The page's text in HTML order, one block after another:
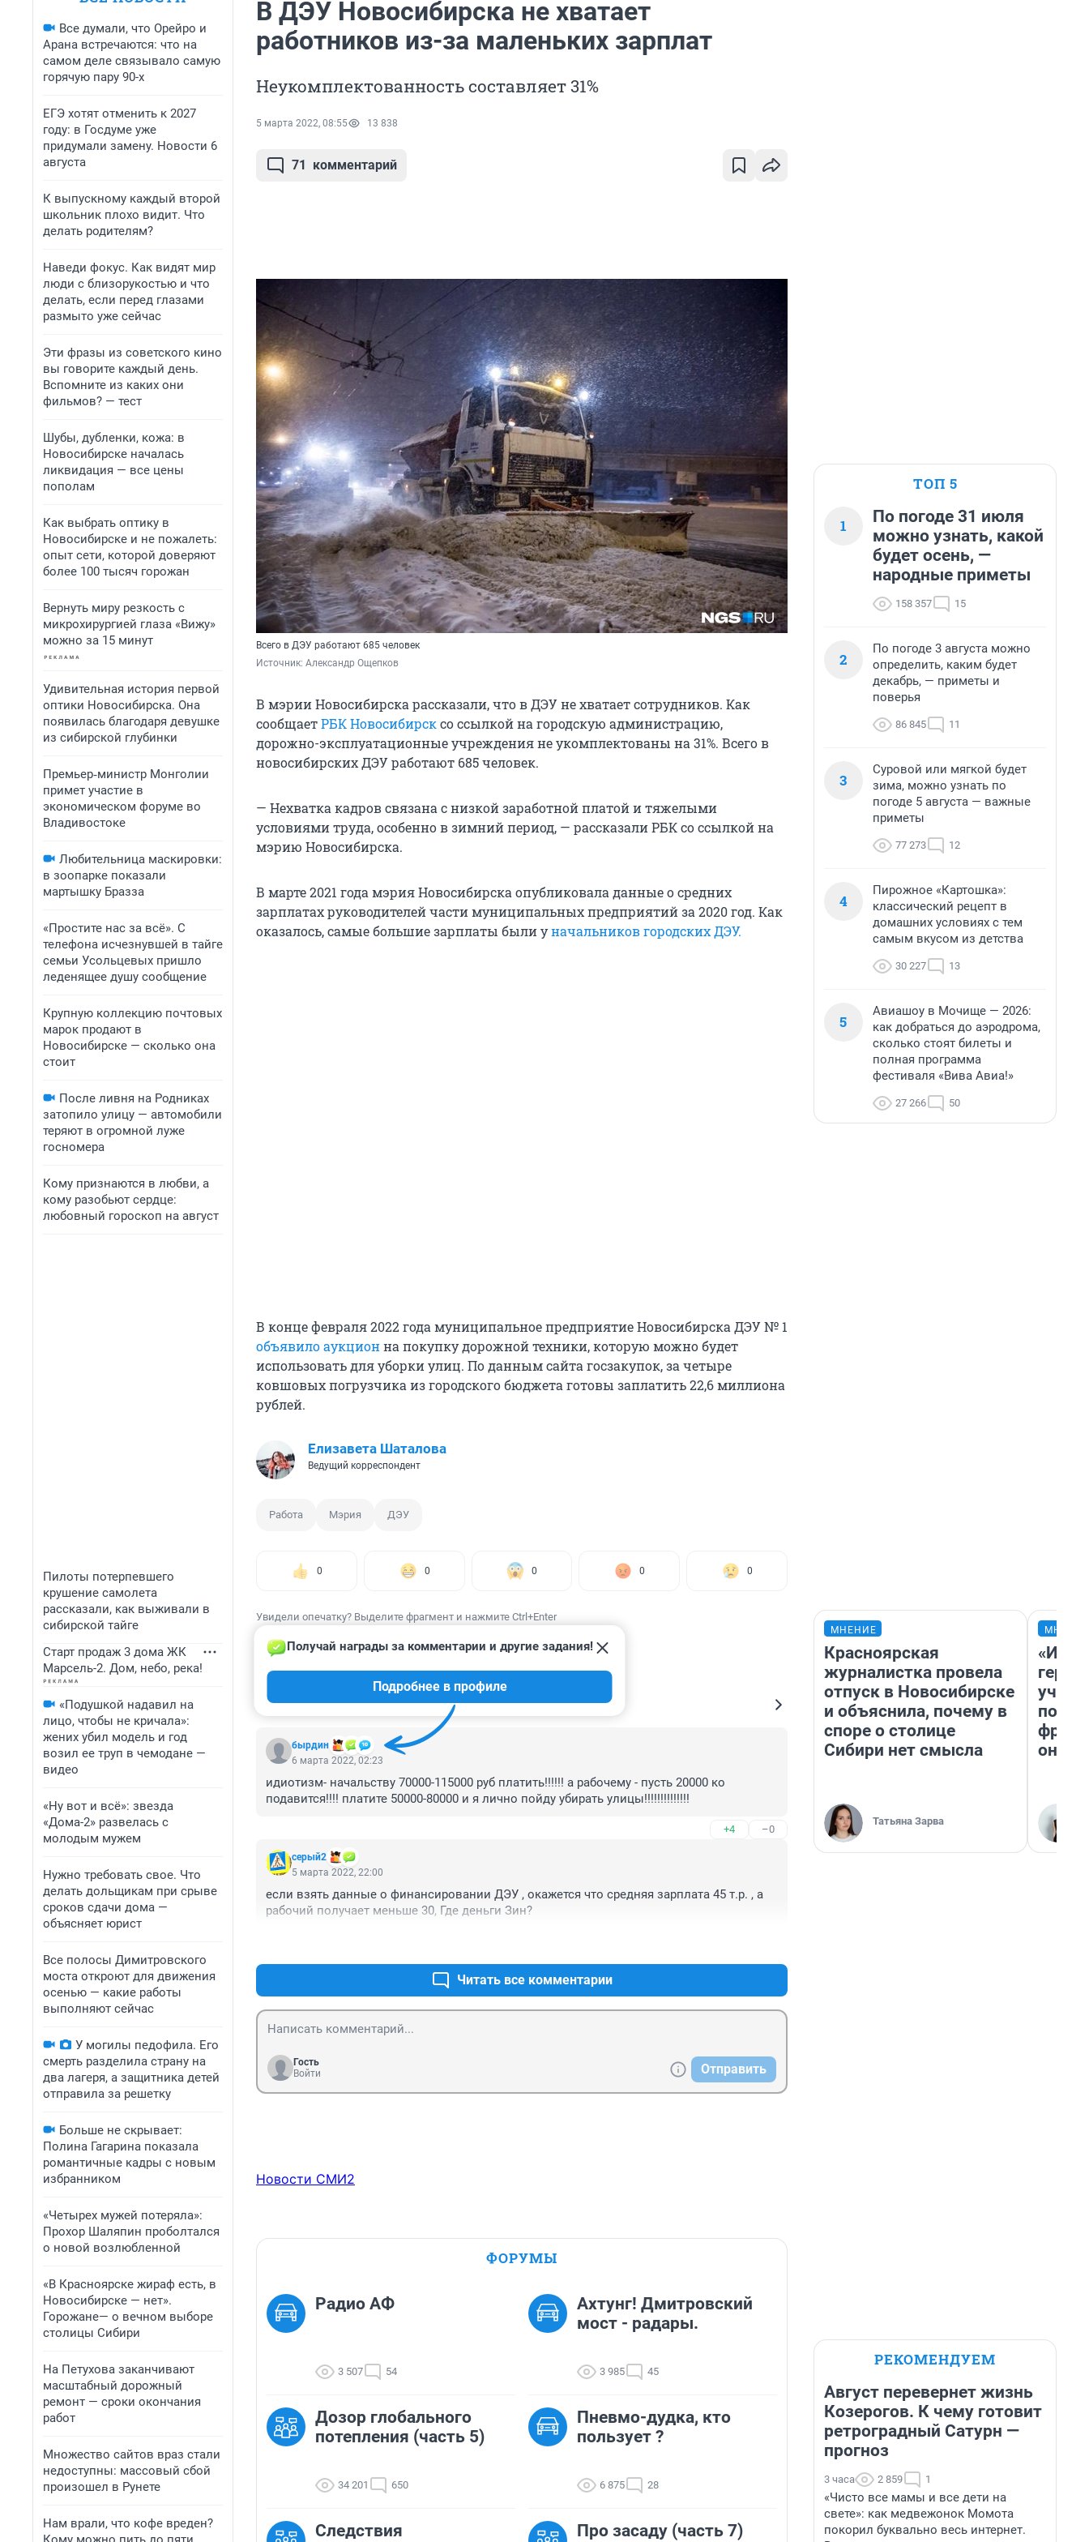
Все думали, что Орейро и
Арана встречаются: что на
самом деле связывало самую
горячую пару 90-х
ЕГЭ хотят отменить к 2027
году: в Госдуме уже
придумали замену. Новости 6
августа
К выпускному каждый второй
школьник плохо видит. Что
делать родителям?
Наведи фокус. Как видят мир
люди с близорукостью и что
делать, если перед глазами
размыто уже сейчас
Эти фразы из советского кино
вы говорите каждый день.
Вспомните из каких они
фильмов? — тест
Шубы, дубленки, кожа: в
Новосибирске началась
ликвидация — все цены
пополам
Как выбрать оптику в
Новосибирске и не пожалеть:
опыт сети, которой доверяют
более 100 тысяч горожан
Вернуть миру резкость с
микрохирургией глаза «Вижу»
можно за 15 минут
Удивительная история первой
оптики Новосибирска. Она
появилась благодаря девушке
из сибирской глубинки
Премьер‑министр Монголии
примет участие в
экономическом форуме во
Владивостоке
Любительница маскировки:
в зоопарке показали
мартышку Бразза
«Простите нас за всё». С
телефона исчезнувшей в тайге
семьи Усольцевых пришло
леденящее душу сообщение
Крупную коллекцию почтовых
марок продают в
Новосибирске — сколько она
стоит
После ливня на Родниках
затопило улицу — автомобили
теряют в огромной луже
госномера
Кому признаются в любви, а
кому разобьют сердце:
любовный гороскоп на август
Пилоты потерпевшего
крушение самолета
рассказали, как выживали в
сибирской тайге
Старт продаж 3 дома ЖК
Марсель-2. Дом, небо, река!
«Подушкой надавил на
лицо, чтобы не кричала»:
жених убил модель и год
возил ее труп в чемодане —
видео
«Ну вот и всё»: звезда
«Дома-2» развелась с
молодым мужем
Нужно требовать свое. Что
делать дольщикам при срыве
сроков сдачи дома —
объясняет юрист
Все полосы Димитровского
моста откроют для движения
осенью — какие работы
выполняют сейчас
У могилы педофила. Его
смерть разделила страну на
два лагеря, а защитника детей
отправила за решетку
Больше не скрывает:
Полина Гагарина показала
романтичные кадры с новым
избранником
«Четырех мужей потеряла»:
Прохор Шаляпин проболтался
о новой возлюбленной
«В Красноярске жираф есть, в
Новосибирске — нет».
Горожане— о вечном выборе
столицы Сибири
На Петухова заканчивают
масштабный дорожный
ремонт — сроки окончания
работ
Множество сайтов враз стали
недоступны: массовый сбой
произошел в Рунете
Нам врали, что кофе вреден?
В ДЭУ Новосибирска не хватает
работников из-за маленьких зарплат
Неукомплектованность составляет 31%
5 марта 2022, 08:55 13 838
71 комментарий
Всего в ДЭУ работают 685 человек
Источник: Александр Ощепков
В мэрии Новосибирска рассказали, что в ДЭУ не хватает сотрудников. Как
сообщаетРБК Новосибирсксо ссылкой на городскую администрацию,
дорожно-эксплуатационные учреждения не укомплектованы на 31%. Всего в
новосибирских ДЭУ работают 685 человек.
— Нехватка кадров связана с низкой заработной платой и тяжелыми
условиями труда, особенно в зимний период, — рассказали РБК со ссылкой на
мэрию Новосибирска.
В марте 2021 года мэрия Новосибирска опубликовала данные о средних
зарплатах руководителей части муниципальных предприятий за 2020 год. Как
оказалось, самые большие зарплаты были уначальников городских ДЭУ.
В конце февраля 2022 года муниципальное предприятие Новосибирска ДЭУ № 1
объявило аукционна покупку дорожной техники, которую можно будет
использовать для уборки улиц. По данным сайта госзакупок, за четыре
ковшовых погрузчика из городского бюджета готовы заплатить 22,6 миллиона
рублей.
Елизавета Шаталова
Ведущий корреспондент
Работа Мэрия ДЭУ
0 0 0 0 0
Увидели опечатку? Выделите фрагмент и нажмите Ctrl+Enter
КОММЕНТАРИИ 71
бырдин
Получай награды за комментарии и другие задания!
Подробнее в профиле
6 марта 2022, 02:23
идиотизм- начальству 70000-115000 руб платить!!!!!! а рабочему - пусть 20000 ко
подавится!!!! платите 50000-80000 и я лично пойду убирать улицы!!!!!!!!!!!!!!
+4 –0
серый2
5 марта 2022, 22:00
если взять данные о финансировании ДЭУ , окажется что средняя зарплата 45 т.р. , а
рабочий получает меньше 30, Где деньги Зин?
Читать все комментарии
Гость
Войти
Отправить
Новости СМИ2
ФОРУМЫ
Радио АФ
3 507 54
Ахтунг! Дмитровский
мост - радары.
3 985 45
Дозор глобального
потепления (часть 5)
34 201 650
Пневмо-дудка, кто
пользует ?
6 875 28
Следствия
Про засаду (часть 7)
ТОП 5
1
По погоде 31 июля
можно узнать, какой
будет осень, —
народные приметы
158 357 15
2
По погоде 3 августа можно
определить, каким будет
декабрь, — приметы и
поверья
86 845 11
3
Суровой или мягкой будет
зима, можно узнать по
погоде 5 августа — важные
приметы
77 273 12
4
Пирожное «Картошка»:
классический рецепт в
домашних условиях с тем
самым вкусом из детства
30 227 13
5
Авиашоу в Мочище — 2026:
как добраться до аэродрома,
сколько стоят билеты и
полная программа
фестиваля «Вива Авиа!»
27 266 50
МНЕНИЕ
Красноярская
журналистка провела
отпуск в Новосибирске
и объяснила, почему в
споре о столице
Сибири нет смысла
Татьяна Зарва
учит
она
РЕКОМЕНДУЕМ
Август перевернет жизнь
Козерогов. К чему готовит
ретроградный Сатурн —
прогноз
3 часа 2 859 1
«Чисто все мамы и все дети на
свете»: как медвежонок Момота
покорил буквально весь интернет.